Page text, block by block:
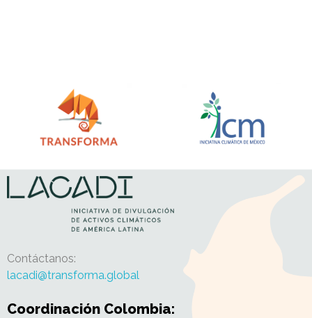
Contáctanos:
lacadi@transforma.global
Coordinación Colombia: